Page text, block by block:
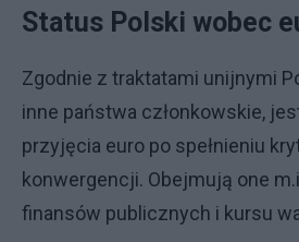
Status Polski wobec
Zgodnie z traktatami unijnymi
inne państwa członkowskie,
przyjęcia euro po spełnieniu
konwergencji. Obejmują one
finansów publicznych i kursu